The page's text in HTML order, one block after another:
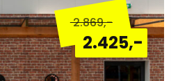
2.869,-
2.425,-